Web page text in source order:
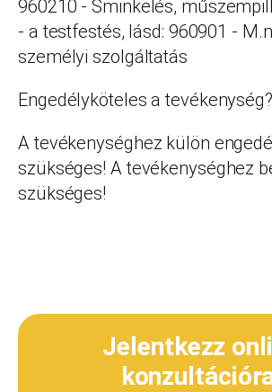
960210 - Sminkelés,
- a testfestés, lásd: 960901 -
személyi szolgáltatás
Engedélyköteles a tevékenység?
A tevékenységhez külön
szükséges! A tevékenységhez
szükséges!
Jelentkezz